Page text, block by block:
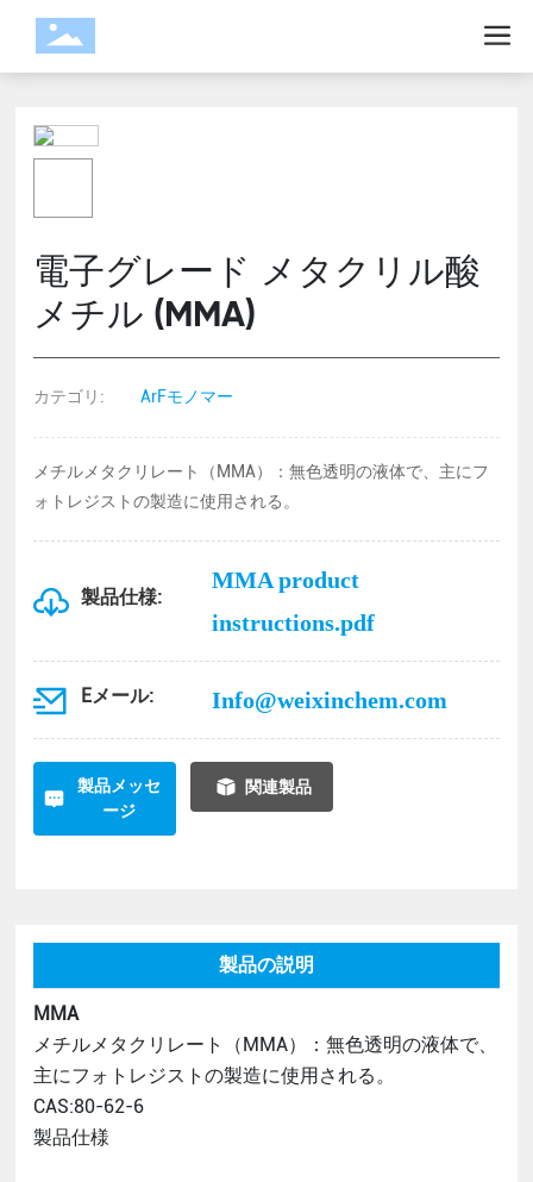
電子グレード メタクリル酸
メチル (MMA)
カテゴリ: ArFモノマー
メチルメタクリレート（MMA）：無色透明の液体で、主にフ
ォトレジストの製造に使用される。
製品仕様:
MMA product
instructions.pdf
Eメール: Info@weixinchem.com
製品メッセ
ージ
関連製品
製品の説明
MMA
メチルメタクリレート（MMA）：無色透明の液体で、
主にフォトレジストの製造に使用される。
CAS:80-62-6
製品仕様